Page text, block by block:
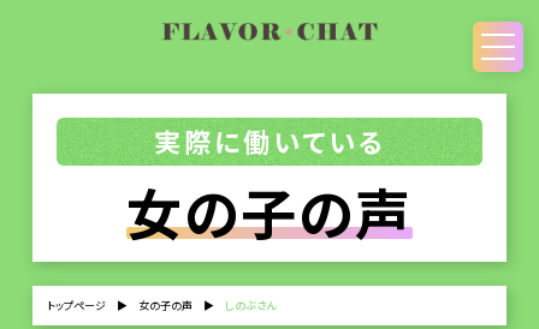
実際に働いている
女の子の声
トップページ▶ 女の子の声▶ しのぶさん